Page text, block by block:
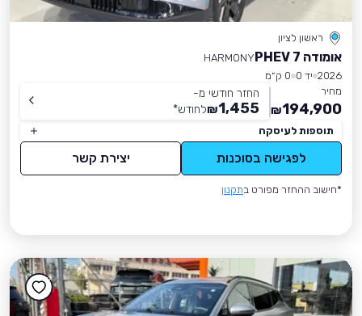
ראשון לציון
אומודה 7 PHEV
HARMONY
2026 יד 0
0 ק״מ
מחיר
194,900
₪
החזר חודשי מ-
1,455
₪לחודש*
תוספות לעיסקה
לפגישה בסוכנות יצירת קשר
*חישוב ההחזר מפורט בתקנון